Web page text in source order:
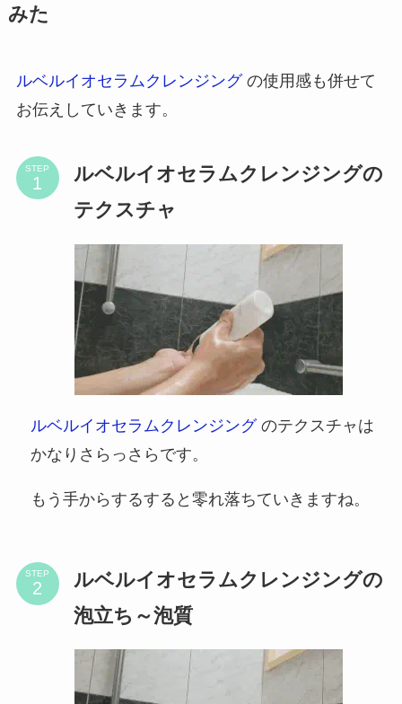
みた
ルベルイオセラムクレンジングの使用感も併せて
お伝えしていきます。
STEP
ルベルイオセラムクレンジングの
テクスチャ
ルベルイオセラムクレンジングのテクスチャは
かなりさらっさらです。
もう手からするすると零れ落ちていきますね。
STEP
ルベルイオセラムクレンジングの
泡立ち～泡質